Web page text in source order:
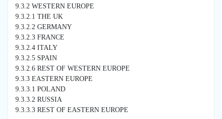
9.3.2 WESTERN EUROPE
9.3.2.1 THE UK
9.3.2.2 GERMANY
9.3.2.3 FRANCE
9.3.2.4 ITALY
9.3.2.5 SPAIN
9.3.2.6 REST OF WESTERN EUROPE
9.3.3 EASTERN EUROPE
9.3.3.1 POLAND
9.3.3.2 RUSSIA
9.3.3.3 REST OF EASTERN EUROPE